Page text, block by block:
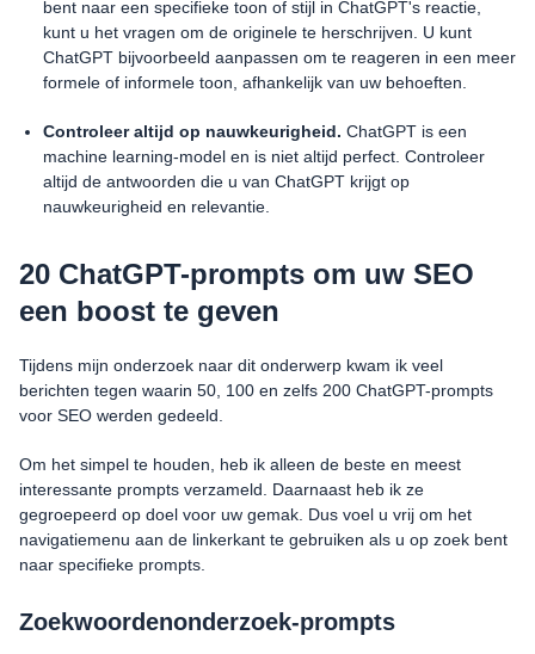
bent naar een specifieke toon of stijl in ChatGPT's reactie,
kunt u het vragen om de originele te herschrijven. U kunt
ChatGPT bijvoorbeeld aanpassen om te reageren in een meer
formele of informele toon, afhankelijk van uw behoeften.
Controleer altijd op nauwkeurigheid. ChatGPT is een
machine learning-model en is niet altijd perfect. Controleer
altijd de antwoorden die u van ChatGPT krijgt op
nauwkeurigheid en relevantie.
20 ChatGPT-prompts om uw SEO
een boost te geven
Tijdens mijn onderzoek naar dit onderwerp kwam ik veel
berichten tegen waarin 50, 100 en zelfs 200 ChatGPT-prompts
voor SEO werden gedeeld.
Om het simpel te houden, heb ik alleen de beste en meest
interessante prompts verzameld. Daarnaast heb ik ze
gegroepeerd op doel voor uw gemak. Dus voel u vrij om het
navigatiemenu aan de linkerkant te gebruiken als u op zoek bent
naar specifieke prompts.
Zoekwoordenonderzoek-prompts